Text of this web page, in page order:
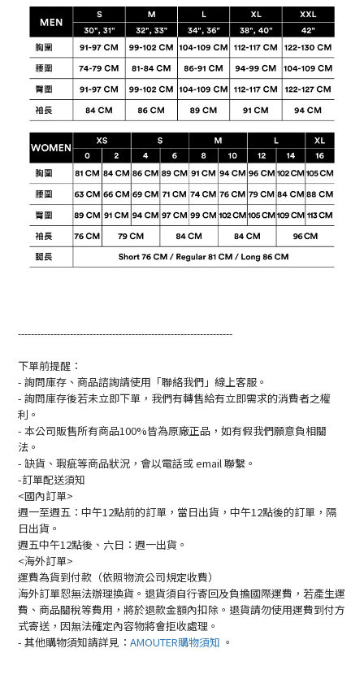
------------------------------------------------------------------
下單前提醒：
- 詢問庫存、商品諮詢請使用「聯絡我們」線上客服。
- 詢問庫存後若未立即下單，我們有轉售給有立即需求的消費者之權
利。
- 本公司販售所有商品100%皆為原廠正品，如有假我們願意負相關
法。
- 缺貨、瑕疵等商品狀況，會以電話或 email 聯繫。
-訂單配送須知
<國內訂單>
週一至週五：中午12點前的訂單，當日出貨，中午12點後的訂單，隔
日出貨。
週五中午12點後、六日：週一出貨。
<海外訂單>
運費為貨到付款（依照物流公司規定收費）
海外訂單恕無法辦理換貨。退貨須自行寄回及負擔國際運費，若產生運
費、商品關稅等費用，將於退款金額內扣除。退貨請勿使用運費到付方
式寄送，因無法確定內容物將會拒收處理。
- 其他購物須知請詳見： AMOUTER購物須知 。